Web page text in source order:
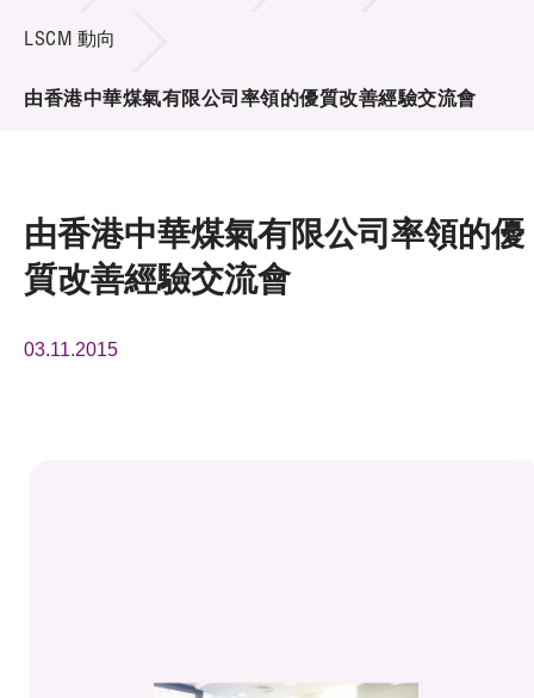
項目及資助計劃
新聞中心
LSCM 動向
由香港中華煤氣有限公司率領的優質改善經驗交流會
由香港中華煤氣有限公司率領的優
質改善經驗交流會
03.11.2015